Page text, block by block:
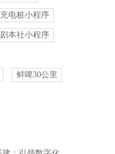
充电桩小程序
剧本社小程序
鲜啤30公里